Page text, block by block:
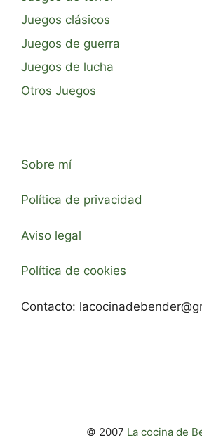
Juegos clásicos
Juegos de guerra
Juegos de lucha
Otros Juegos
Sobre mí
Política de privacidad
Aviso legal
Política de cookies
Contacto:
© 2007 La cocina de